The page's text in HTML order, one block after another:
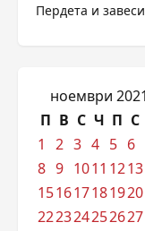
Пердета и завеси
ноември 2021
П В С Ч П С
1
2 3 4 5 6
8 9 1011 1213
151617181920
222324252627